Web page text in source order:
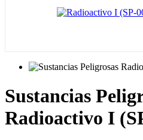
Sustancias
Radioactivo I